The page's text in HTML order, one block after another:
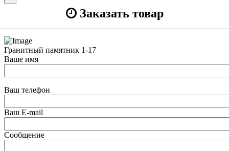
Заказать товар
Гранитный памятник 1-17
Ваше имя
Ваш телефон
Ваш E-mail
Сообщение